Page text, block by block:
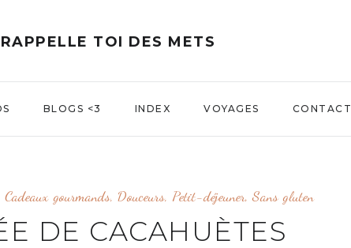
RAPPELLE TOI DES METS
BLOGS <3 INDEX VOYAGES CONTACT
Cadeaux gourmands, Douceurs, Petit-déjeuner,Sans gluten
DE CACAHUÈTES